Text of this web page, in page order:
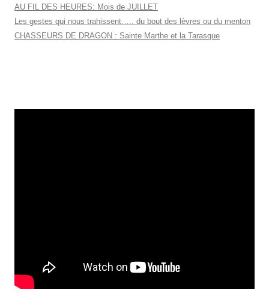
AU FIL DES HEURES: Mois de JUILLET
Les gestes qui nous trahissent….. du bout des lèvres ou du menton
CHASSEURS DE DRAGON : Sainte Marthe et la Tarasque